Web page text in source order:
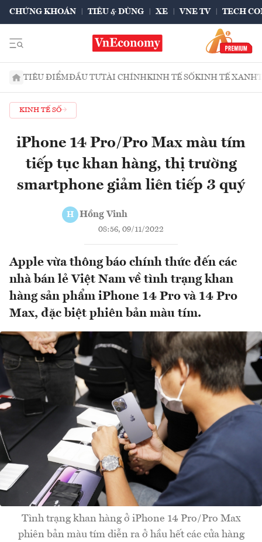
CHỨNG KHOÁN TIÊU & DÙNG XE VNE TV TECH
TIÊU ĐIỂMĐẦU TƯTÀI CHÍNHKINH TẾ SỐKINH TẾ XANH
KINH TẾ SỐ
iPhone 14 Pro/Pro Max màu tím
tiếp tục khan hàng, thị trường
smartphone giảm liên tiếp 3 quý
H Hồng Vinh
08:56, 09/11/2022
Apple vừa thông báo chính thức đến các
nhà bán lẻ Việt Nam về tình trạng khan
hàng sản phẩm iPhone 14 Pro và 14 Pro
Max, đặc biệt phiên bản màu tím.
Tình trạng khan hàng ở iPhone 14 Pro/Pro Max
phiên bản màu tím diễn ra ở hầu hết các cửa hàng